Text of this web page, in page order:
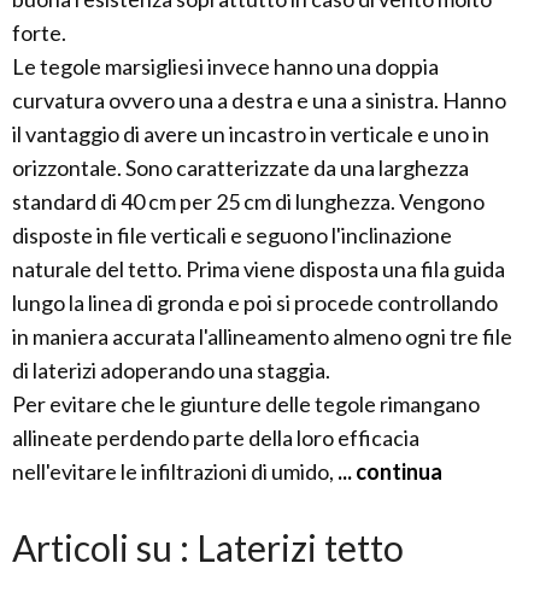
forte.
Le tegole marsigliesi invece hanno una doppia
curvatura ovvero una a destra e una a sinistra. Hanno
il vantaggio di avere un incastro in verticale e uno in
orizzontale. Sono caratterizzate da una larghezza
standard di 40 cm per 25 cm di lunghezza. Vengono
disposte in file verticali e seguono l'inclinazione
naturale del tetto. Prima viene disposta una fila guida
lungo la linea di gronda e poi si procede controllando
in maniera accurata l'allineamento almeno ogni tre file
di laterizi adoperando una staggia.
Per evitare che le giunture delle tegole rimangano
allineate perdendo parte della loro efficacia
nell'evitare le infiltrazioni di umido, ... continua
Articoli su : Laterizi tetto